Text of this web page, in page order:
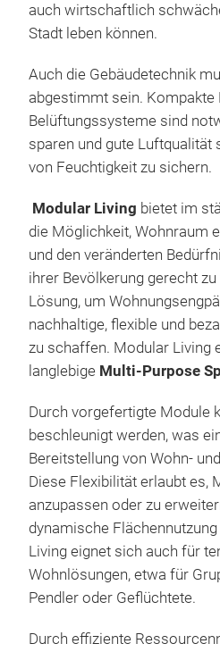
auch wirtschaftlich
Stadt leben können.
Auch die Gebäudetechnik
abgestimmt sein. Kompakte
Belüftungssysteme sind
sparen und gute
von Feuchtigkeit zu sichern.
Modular Living bietet im
die Möglichkeit, Wohnraum
und den veränderten
ihrer Bevölkerung gerecht
Lösung, um
nachhaltige, flexible und
zu schaffen. Modular Living
langlebige Multi-Purpose
Durch vorgefertigte Module
beschleunigt werden, was
Bereitstellung von Wohn-
Diese Flexibilität erlaubt es,
anzupassen oder zu
dynamische
Living eignet sich auch für
Wohnlösungen, etwa für
Pendler oder Geflüchtete.
Durch effiziente